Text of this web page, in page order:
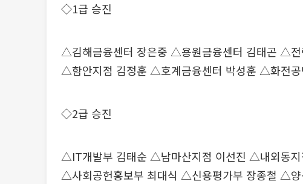
◇1급 승진
△김해금융센터 장은중 △용원금융센터 김태곤 △
△함안지점 김정훈 △호계금융센터 박성훈 △화전공
◇2급 승진
△IT개발부 김태순 △남마산지점 이선진 △내외동
△사회공헌홍보부 최대식 △신용평가부 장종철 △